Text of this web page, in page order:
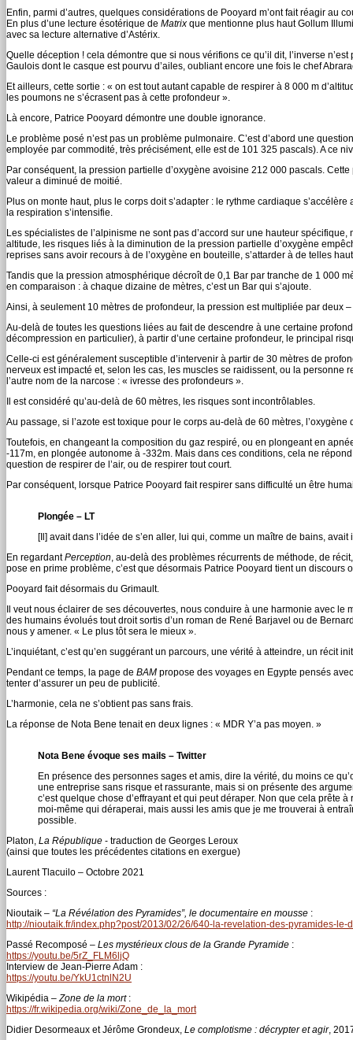
Enfin, parmi d’autres, quelques considérations de Pooyard m’ont fait réagir au
En plus d’une lecture ésotérique de Matrix que mentionne plus haut Gollum
avec sa lecture alternative d’Astérix.
Quelle déception ! cela démontre que si nous vérifions ce qu’il dit, l’inverse
Gaulois dont le casque est pourvu d’ailes, oubliant encore une fois le chef
Et ailleurs, cette sortie : « on est tout autant capable de respirer à 8 000 m
les poumons ne s’écrasent pas à cette profondeur ».
Là encore, Patrice Pooyard démontre une double ignorance.
Le problème posé n’est pas un problème pulmonaire. C’est d’abord une
employée par commodité, très précisément, elle est de 101 325 pascals). A ce
Par conséquent, la pression partielle d’oxygène avoisine 212 000 pascals.
valeur a diminué de moitié.
Plus on monte haut, plus le corps doit s’adapter : le rythme cardiaque
la respiration s’intensifie.
Les spécialistes de l’alpinisme ne sont pas d’accord sur une hauteur
altitude, les risques liés à la diminution de la pression partielle d’oxygène
reprises sans avoir recours à de l’oxygène en bouteille, s’attarder à de telles
Tandis que la pression atmosphérique décroît de 0,1 Bar par tranche de 1 000
en comparaison : à chaque dizaine de mètres, c’est un Bar qui s’ajoute.
Ainsi, à seulement 10 mètres de profondeur, la pression est multipliée par deux
Au-delà de toutes les questions liées au fait de descendre à une certaine
décompression en particulier), à partir d’une certaine profondeur, le principal
Celle-ci est généralement susceptible d’intervenir à partir de 30 mètres de
nerveux est impacté et, selon les cas, les muscles se raidissent, ou la personne
l’autre nom de la narcose : « ivresse des profondeurs ».
Il est considéré qu’au-delà de 60 mètres, les risques sont incontrôlables.
Au passage, si l’azote est toxique pour le corps au-delà de 60 mètres,
Toutefois, en changeant la composition du gaz respiré, ou en plongeant en
-117m, en plongée autonome à -332m. Mais dans ces conditions, cela ne
question de respirer de l’air, ou de respirer tout court.
Par conséquent, lorsque Patrice Pooyard fait respirer sans difficulté un être
Plongée – LT
[Il] avait dans l’idée de s’en aller, lui qui, comme un maître de bains,
En regardantPerception, au-delà des problèmes récurrents de méthode, de
pose en prime problème, c’est que désormais Patrice Pooyard tient un
Pooyard fait désormais du Grimault.
Il veut nous éclairer de ses découvertes, nous conduire à une harmonie avec
des humains évolués tout droit sortis d’un roman de René Barjavel ou de
nous y amener. « Le plus tôt sera le mieux ».
L’inquiétant, c’est qu’en suggérant un parcours, une vérité à atteindre, un
Pendant ce temps, la page de BAM propose des voyages en Egypte pensés
tenter d’assurer un peu de publicité.
L’harmonie, cela ne s’obtient pas sans frais.
La réponse de Nota Bene tenait en deux lignes : « MDR Y’a pas moyen. »
Nota Bene évoque ses mails – Twitter
En présence des personnes sages et amis, dire la vérité, du moins ce
une entreprise sans risque et rassurante, mais si on présente des
c’est quelque chose d’effrayant et qui peut déraper. Non que cela prête
moi-même qui déraperai, mais aussi les amis que je me trouverai à
possible.
Platon, La République - traduction de Georges Leroux
(ainsi que toutes les précédentes citations en exergue)
Laurent Tlacuilo – Octobre 2021
Sources :
Nioutaik – “La Révélation des Pyramides”, le documentaire en mousse :
http://nioutaik.fr/index.php?post/2013/02/26/640-la-revelation-des-pyramides-le-
Passé Recomposé – Les mystérieux clous de la Grande Pyramide :
https://youtu.be/5rZ_FLM6ljQ
Interview de Jean-Pierre Adam :
https://youtu.be/YkU1ctnlN2U
Wikipédia –Zone de la mort:
https://fr.wikipedia.org/wiki/Zone_de_la_mort
Didier Desormeaux et Jérôme Grondeux, Le complotisme : décrypter et agir,